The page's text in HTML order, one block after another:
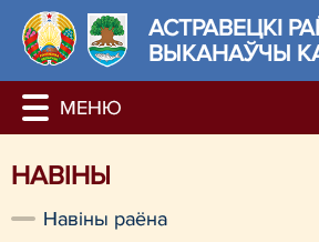
АСТРАВЕЦКІ
ВЫКАНАЎЧЫ
НАВІНЫ
Навіны раёна